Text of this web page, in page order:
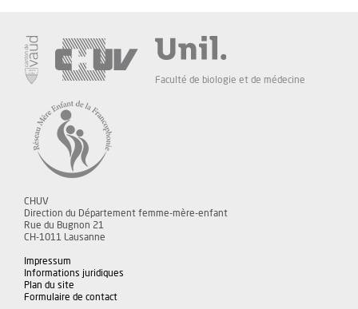
Faculté de biologie et de médecine
CHUV
Direction du Département femme-mère-enfant
Rue du Bugnon 21
CH-1011 Lausanne
Impressum
Informations juridiques
Plan du site
Formulaire de contact